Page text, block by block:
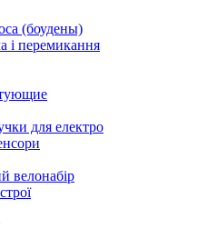
(боудены)
і перемикання
для електро
велонабір